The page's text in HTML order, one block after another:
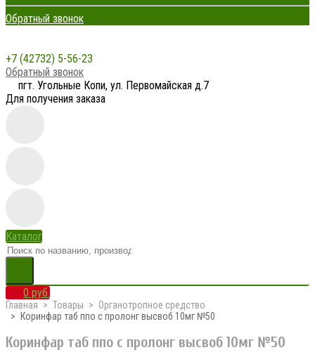
Обратный звонок
+7 (42732) 5-56-23
Обратный звонок
пгт. Угольные Копи, ул. Первомайская д.7
Для получения заказа
Каталог
0 руб.
Главная Товары
Органотропное средство
Коринфар таб ппо с пролонг высвоб 10мг №50
Коринфар таб ппо с пролонг высвоб 10мг №50